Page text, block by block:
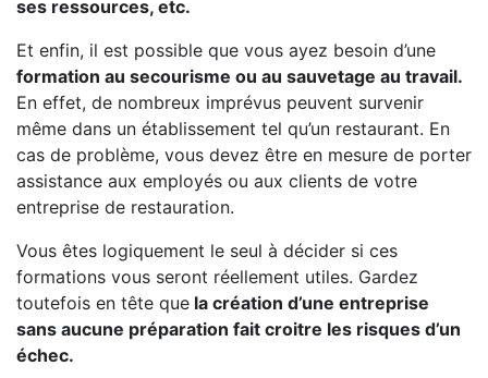
ses ressources, etc.
Et enfin, il est possible que vous ayez besoin d’une
formation au secourisme ou au sauvetage au travail.
En effet, de nombreux imprévus peuvent survenir
même dans un établissement tel qu’un restaurant. En
cas de problème, vous devez être en mesure de porter
assistance aux employés ou aux clients de votre
entreprise de restauration.
Vous êtes logiquement le seul à décider si ces
formations vous seront réellement utiles. Gardez
toutefois en tête que la création d’une entreprise
sans aucune préparation fait croitre les risques d’un
échec.